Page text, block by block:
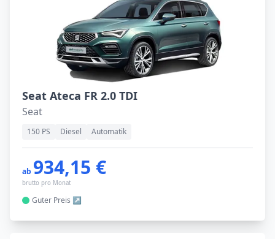
Seat Ateca FR 2.0 TDI
Seat
150 PS Diesel Automatik
ab 934,15 €
brutto pro Monat
Guter Preis